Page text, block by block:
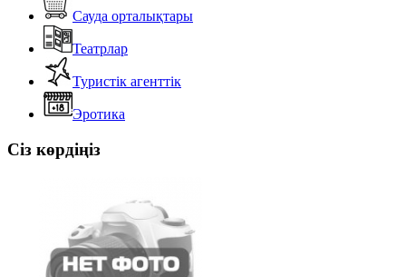
Сауда орталықтары
Театрлар
Туристік агенттік
Эротика
Сіз көрдіңіз